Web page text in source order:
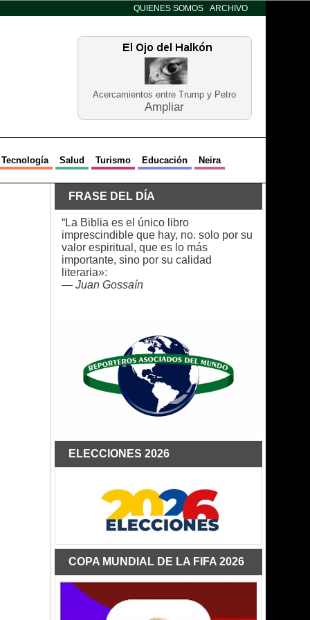
QUIENES SOMOS ARCHIVO
Acercamientos entre Trump y Petro
Ampliar
Tecnología Salud Turismo Educación Neira
FRASE DEL DÍA
“La Biblia es el único libro
imprescindible que hay, no. solo por su
valor espiritual, que es lo más
importante, sino por su calidad
literaria»:
— Juan Gossaín
ELECCIONES 2026
COPA MUNDIAL DE LA FIFA 2026